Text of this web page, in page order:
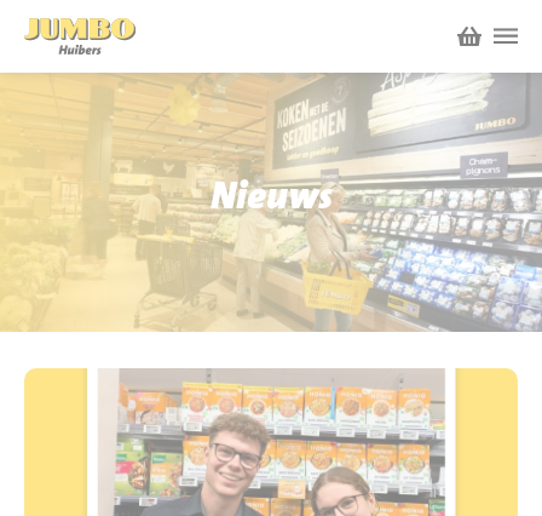
Winkels
P.W.A. Park
Bruïneplein
Nieuws
Acties
Werken bij Jumbo Huibers
Vacatures en Solliciteren
Werken en leren
Jumbo.com
Nieuws